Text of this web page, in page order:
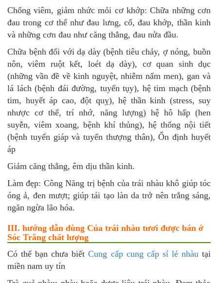
Chống viêm, giảm nhức mỏi cơ khớp: Chữa những cơn
đau trong cơ thể như đau lưng, cổ, đau khớp, thần kinh
và những cơn đau như căng thẳng, đau nửa đầu.
Chữa bệnh đối với dạ dày (bệnh tiêu chảy, ợ nóng, buồn
nôn, viêm ruột kết, loét dạ dày), cơ quan sinh dục
(những vần đề về kinh nguyệt, nhiễm nấm men), gan và
lá lách (bệnh đái đường, tuyến tụy), hệ tim mạch (bệnh
tim, huyết áp cao, đột quỵ), hệ thần kinh (stress, suy
nhược cơ thể, trí nhớ, năng lượng) hệ hô hấp (hen
suyễn, viêm xoang, bệnh khí thủng), hệ thống nội tiết
(bệnh tuyến giáp và tuyến thượng thân), Ổn định huyết
áp
Giảm căng thằng, êm dịu thần kinh.
Làm đẹp: Công Năng trị bệnh của trái nhàu khô giúp tóc
óng ả, đen mượt; giúp tái tạo làn da trở nên trắng sáng,
ngăn ngừa lão hóa.
III. hướng dẫn dùng Của trái nhàu tươi được bán ở
Sóc Trăng chất lượng
Có thể bạn chưa biếtCung cấp cung cấp sỉ lẻ nhàutại
miền nam uy tín